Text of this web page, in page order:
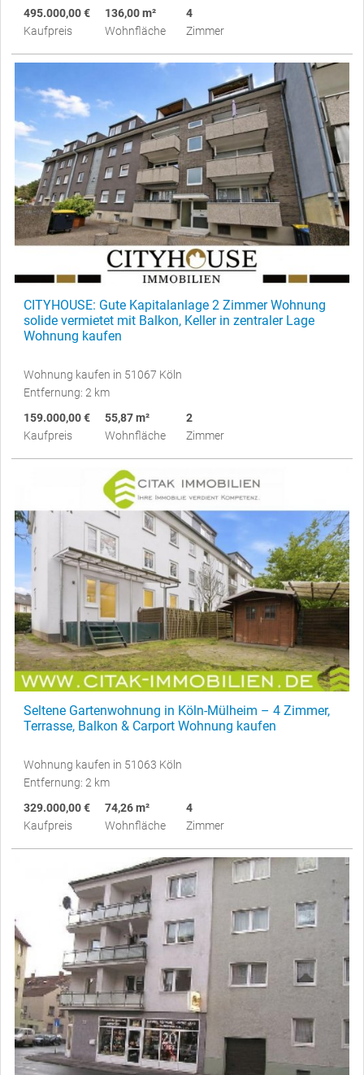
495.000,00 €
Kaufpreis
136,00 m²
Wohnfläche
4
Zimmer
CITYHOUSE: Gute Kapitalanlage 2 Zimmer Wohnung
solide vermietet mit Balkon, Keller in zentraler Lage
Wohnung kaufen
Wohnung kaufen in 51067 Köln
Entfernung: 2 km
159.000,00 €
Kaufpreis
55,87 m²
Wohnfläche
2
Zimmer
Seltene Gartenwohnung in Köln-Mülheim – 4 Zimmer,
Terrasse, Balkon & Carport Wohnung kaufen
Wohnung kaufen in 51063 Köln
Entfernung: 2 km
329.000,00 €
Kaufpreis
74,26 m²
Wohnfläche
4
Zimmer